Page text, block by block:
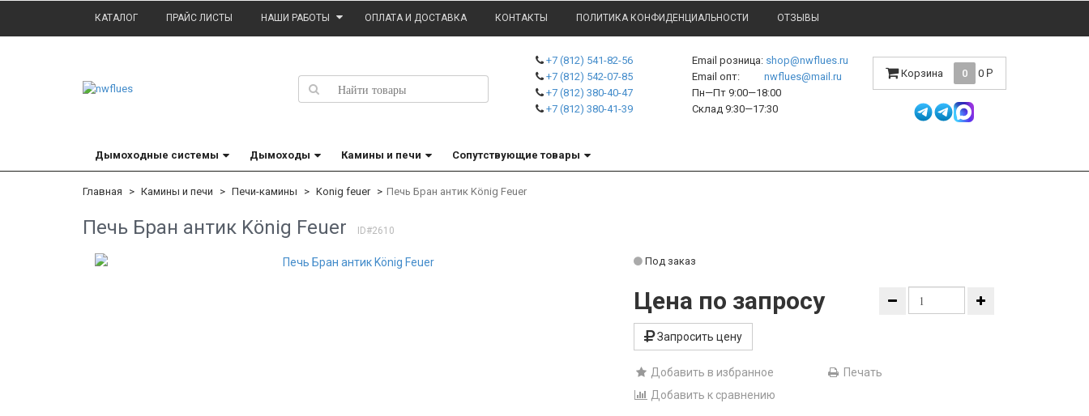
КАТАЛОГ ПРАЙС ЛИСТЫ НАШИ РАБОТЫ ОПЛАТА И ДОСТАВКА КОНТАКТЫ ПОЛИТИКА КОНФИДЕНЦИАЛЬНОСТИ ОТЗЫВЫ
+7 (812) 541-82-56
+7 (812) 542-07-85
+7 (812) 380-40-47
+7 (812) 380-41-39
Email розница: shop@nwflues.ru
Email опт: nwflues@mail.ru
Пн—Пт 9:00—18:00
Склад 9:30—17:30
Корзина 0 0 Р
Дымоходные системы Дымоходы Камины и печи Сопутствующие товары
Главная Камины и печи Печи-камины Konig feuer Печь Бран антик König Feuer
Печь Бран антик König Feuer ID#2610
Под заказ
Цена по запросу
Запросить цену
Добавить в избранное
Печать
Добавить к сравнению